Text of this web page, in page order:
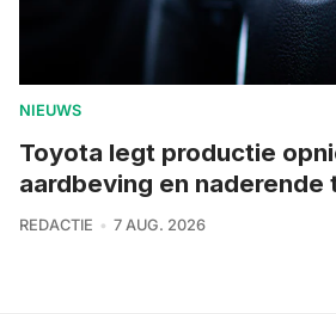
NIEUWS
Toyota legt productie
aardbeving en naderende
REDACTIE 7 AUG. 2026